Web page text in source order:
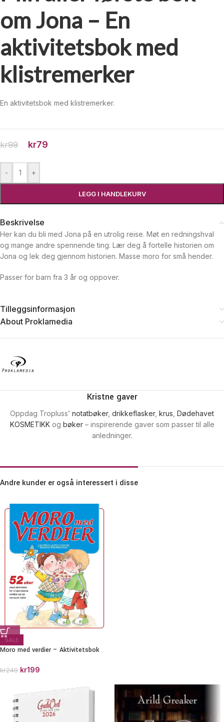
om Jona – En
aktivitetsbok med
klistremerker
En aktivitetsbok med klistremerker.
kr99 kr79
- +
LEGG I HANDLEKURV
Beskrivelse
Her kan du bli med Jona på en utrolig reise. Møt en redningshval
og mange andre spennende ting. Lær deg å fortelle historien om
Jona og lek deg gjennom historien. Masse moro for små hender.
Passer for barn fra 3 år og oppover.
Tilleggsinformasjon
About Proklamedia
Kristne gaver
Oppdag Tropluss’ notatbøker, drikkeflasker, krus Dødehavet
KOSMETIKKog bøker– inspirerende gaver som passer til alle
anledninger.
Andre kunder er også interessert i disse
SALE
Moro med verdier – Aktivitetsbok
kr249 kr199